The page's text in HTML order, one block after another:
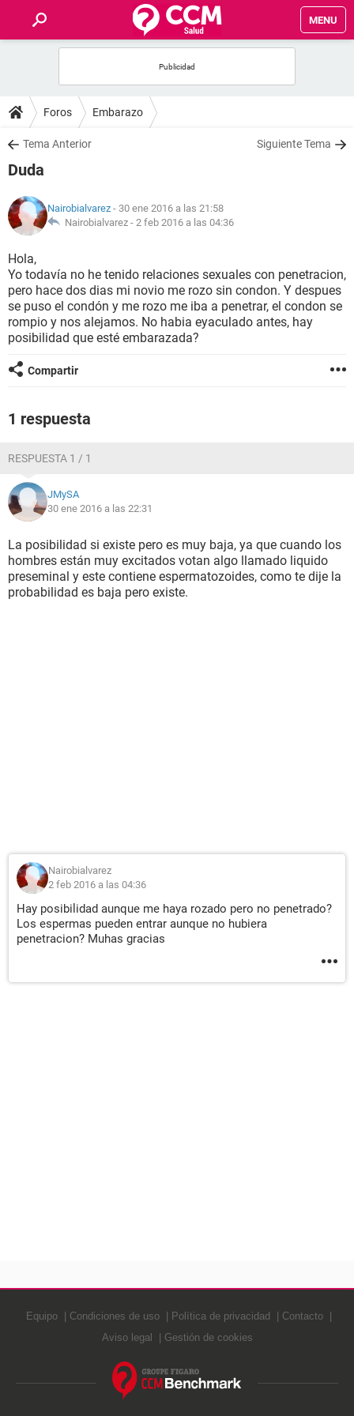
MENU
FOROS
SALUD
NUTRICIÓN
BIENESTAR
SEXUALIDAD
GLOSARIO
Foros Embarazo
Tema Anterior Siguiente Tema
Duda
Nairobialvarez - 30 ene 2016 a las 21:58
Nairobialvarez - 2 feb 2016 a las 04:36
Hola,
Yo todavía no he tenido relaciones sexuales con penetracion,
pero hace dos dias mi novio me rozo sin condon. Y despues
se puso el condón y me rozo me iba a penetrar, el condon se
rompio y nos alejamos. No habia eyaculado antes, hay
posibilidad que esté embarazada?
Compartir
1 respuesta
RESPUESTA 1 / 1
JMySA
30 ene 2016 a las 22:31
La posibilidad si existe pero es muy baja, ya que cuando los
hombres están muy excitados votan algo llamado liquido
preseminal y este contiene espermatozoides, como te dije la
probabilidad es baja pero existe.
Nairobialvarez
2 feb 2016 a las 04:36
Hay posibilidad aunque me haya rozado pero no penetrado?
Los espermas pueden entrar aunque no hubiera
penetracion? Muhas gracias
Equipo Condiciones de uso Política de privacidad
Contacto
Aviso legal
Gestión de cookies